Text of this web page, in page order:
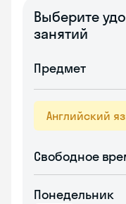
Выберите
занятий
Предмет
Английский
Свободное
Понедельник